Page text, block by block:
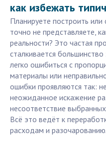
как избежать
Планируете построить
точно не представляете,
реальности? Это частая
сталкивается большинство
легко ошибиться с
материалы или
ошибки проявляются так:
неожиданное искажение
несоответствие
Всё это ведёт к
расходам и разочарованию.